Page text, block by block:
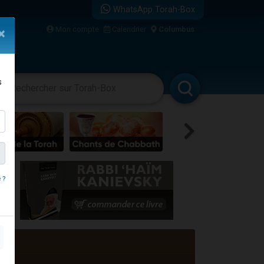
le temps
WhatsApp Torah-Box
Mon compte Calendrier Columbus
?